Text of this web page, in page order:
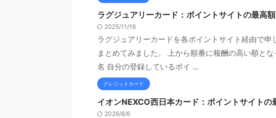
ラグジュアリーカード：ポイントサイトの最高
2025/11/16
ラグジュアリーカードを各ポイントサイト経由で
まとめてみました。 上から順番に報酬の高い順と
名 自分の登録しているポイ ...
クレジットカード
イオンNEXCO西日本カード：ポイントサイトの
2026/8/6